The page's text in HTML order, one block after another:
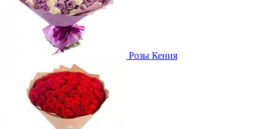
Розы Кения